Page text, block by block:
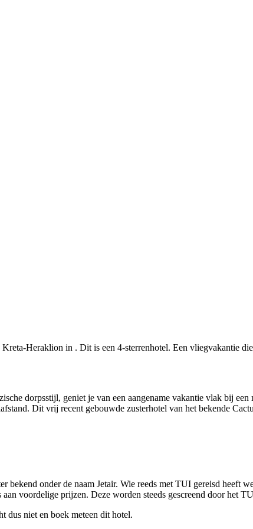
Heraklion in . Dit is een 4-sterrenhotel. Een vliegvakantie
dorpsstijl, geniet je van een aangename vakantie vlak bij
Dit vrij recent gebouwde zusterhotel van het bekende
bekend onder de naam Jetair. Wie reeds met TUI gereisd heeft
voordelige prijzen. Deze worden steeds gescreend door het
dus niet en boek meteen dit hotel.